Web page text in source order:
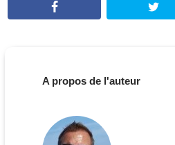
A propos de l'auteur